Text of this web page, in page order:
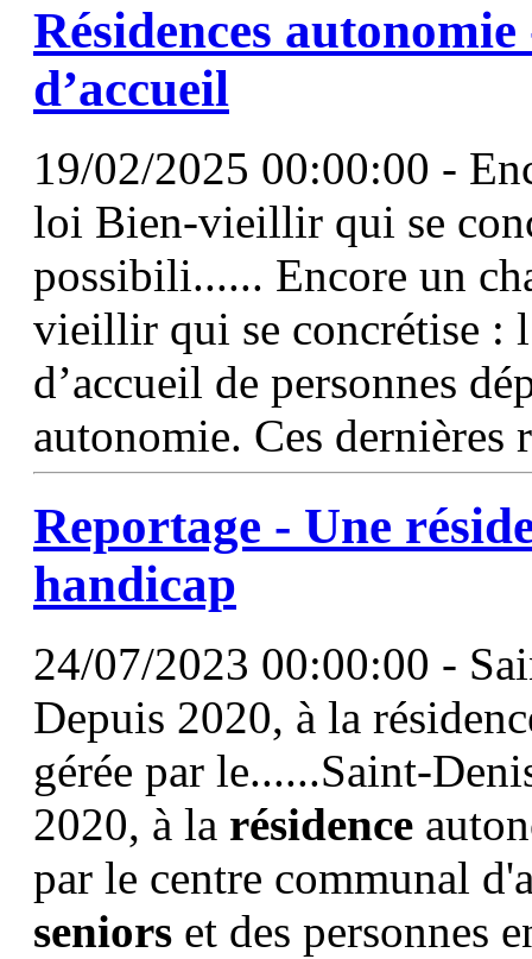
Résidences autonomie
d’accueil
19/02/2025 00:00:00 -
loi Bien-vieillir qui se
possibili...... Encore un
vieillir qui se concrétise :
d’accueil de personnes
autonomie. Ces dernières
Reportage - Une
handicap
24/07/2023 00:00:00 -
Depuis 2020, à la
gérée par le......Saint-
2020, à la résidence
par le centre communal
seniors et des personnes